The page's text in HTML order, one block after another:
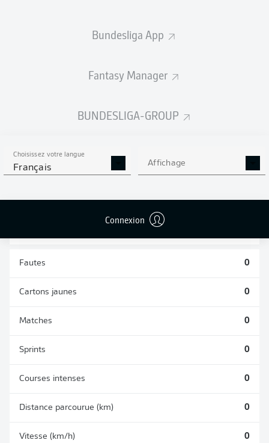
Bundesliga App
Fantasy Manager
BUNDESLIGA-GROUP
Choisissez votre langue
Français Affichage
Connexion
STATS DE LA SAISON
2026/2027
0 0
Fautes 0
Cartons jaunes 0
Matches 0
Sprints 0
Courses intenses 0
Distance parcourue (km) 0
Vitesse (km/h) 0